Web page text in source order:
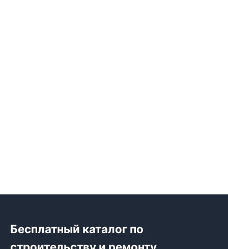
Бесплатный каталог по